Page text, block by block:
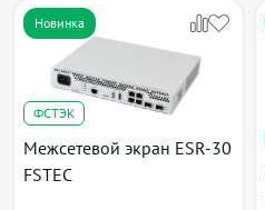
Новинка
ФСТЭК
Межсетевой экран ESR-30
FSTEC